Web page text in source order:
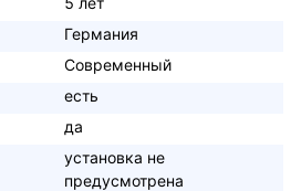
Германия
Современный
есть
да
установка не
предусмотрена